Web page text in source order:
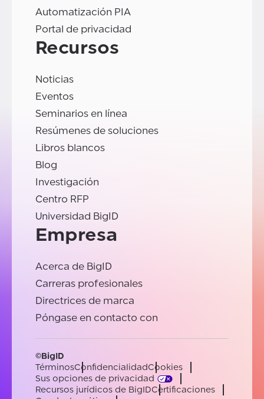
Automatización PIA
Portal de privacidad
Recursos
Noticias
Eventos
Seminarios en línea
Resúmenes de soluciones
Libros blancos
Blog
Investigación
Centro RFP
Universidad BigID
Empresa
Acerca de BigID
Carreras profesionales
Directrices de marca
Póngase en contacto con
©BigID
TérminosConfidencialidadCookies
Sus opciones de privacidad
Recursos jurídicos de BigIDCertificaciones